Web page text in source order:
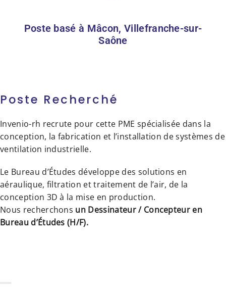
Poste basé à Mâcon, Villefranche-sur-
Saône
Poste Recherché
Invenio-rh recrute pour cette PME spécialisée dans la
conception, la fabrication et l’installation de systèmes de
ventilation industrielle.
Le Bureau d’Études développe des solutions en
aéraulique, filtration et traitement de l’air, de la
conception 3D à la mise en production.
Nous recherchons un Dessinateur / Concepteur en
Bureau d’Études (H/F).